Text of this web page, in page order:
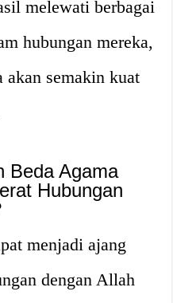
melewati berbagai
hubungan mereka,
akan semakin kuat
Beda Agama
Hubungan
menjadi ajang
dengan Allah